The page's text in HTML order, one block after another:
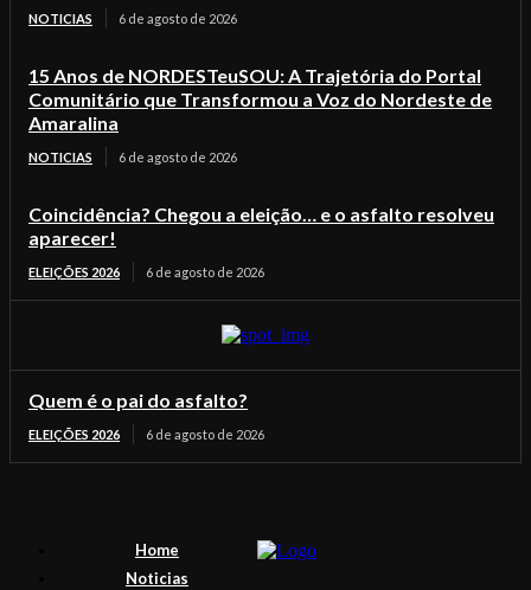
NOTICIAS 6 de agosto de 2026
15 Anos de NORDESTeuSOU: A Trajetória do Portal
Comunitário que Transformou a Voz do Nordeste de
Amaralina
NOTICIAS 6 de agosto de 2026
Coincidência? Chegou a eleição… e o asfalto resolveu
aparecer!
ELEIÇÕES 2026 6 de agosto de 2026
Quem é o pai do asfalto?
ELEIÇÕES 2026 6 de agosto de 2026
Home
Noticias